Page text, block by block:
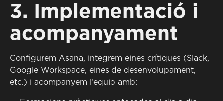
3. Implementació i
acompanyament
Configurem Asana, integrem eines crítiques (Slack,
Google Workspace, eines de desenvolupament,
etc.) i acompanyem l’equip amb: